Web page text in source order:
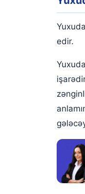
edir.